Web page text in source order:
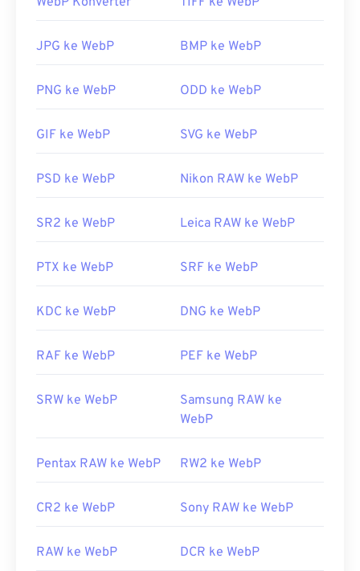
WebP?
Program default untuk membuka WebP adalah
otomatis diGIMP Microsoft Paint. Selain
format WebP.
Pixelmatordan . Coba jugaCorel
Windows Photo Viewer
, danAdobe Photoshop
membuka WebP.
Rilis Awal:September 2010
Artikel Pengembang Google tentang kompresi
Alat WebP Terkait:
dari gambar WebP
JPG ke WebP BMP ke WebP
PNG ke WebP ODD ke WebP
GIF ke WebP SVG ke WebP
PSD ke WebP Nikon RAW ke WebP
SR2 ke WebP Leica RAW ke WebP
PTX ke WebP SRF ke WebP
KDC ke WebP DNG ke WebP
RAF ke WebP PEF ke WebP
SRW ke WebP
Samsung RAW ke
WebP
Pentax RAW ke WebP RW2 ke WebP
CR2 ke WebP Sony RAW ke WebP
RAW ke WebP DCR ke WebP